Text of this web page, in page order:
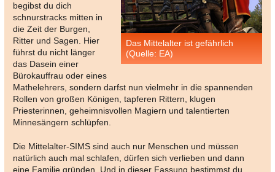
Das Mittelalter ist gefährlich
(Quelle: EA)
begibst du dich
schnurstracks mitten in
die Zeit der Burgen,
Ritter und Sagen. Hier
führst du nicht länger
das Dasein einer
Bürokauffrau oder eines
Mathelehrers, sondern darfst nun vielmehr in die spannenden
Rollen von großen Königen, tapferen Rittern, klugen
Priesterinnen, geheimnisvollen Magiern und talentierten
Minnesängern schlüpfen.
Die Mittelalter-SIMS sind auch nur Menschen und müssen
natürlich auch mal schlafen, dürfen sich verlieben und dann
eine Familie gründen. Und in dieser Fassung bestimmst du